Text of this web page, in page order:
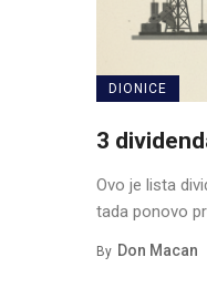
DIONICE
3
Ovo je lista
tada ponovo
By Don Macan